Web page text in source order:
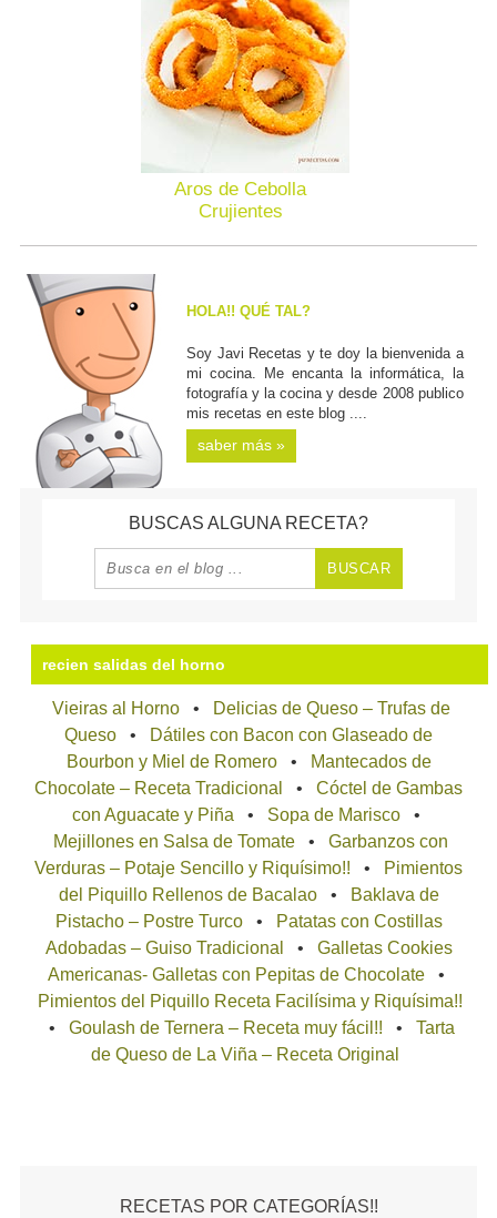
Aros de Cebolla
Crujientes
HOLA!! QUÉ TAL?
Soy Javi Recetas y te doy la bienvenida a
mi cocina. Me encanta la informática, la
fotografía y la cocina y desde 2008 publico
mis recetas en este blog ....
saber más »
BUSCAS ALGUNA RECETA?
recien salidas del horno
Vieiras al Horno
Delicias de Queso – Trufas de
Queso
Dátiles con Bacon con Glaseado de
Bourbon y Miel de Romero
Mantecados de
Chocolate – Receta Tradicional
Cóctel de Gambas
con Aguacate y Piña
Sopa de Marisco
Mejillones en Salsa de Tomate
Garbanzos con
Verduras – Potaje Sencillo y Riquísimo!!
Pimientos
del Piquillo Rellenos de Bacalao
Baklava de
Pistacho – Postre Turco
Patatas con Costillas
Adobadas – Guiso Tradicional
Galletas Cookies
Americanas- Galletas con Pepitas de Chocolate
Pimientos del Piquillo Receta Facilísima y Riquísima!!
Goulash de Ternera – Receta muy fácil!!
Tarta
de Queso de La Viña – Receta Original
RECETAS POR CATEGORÍAS!!